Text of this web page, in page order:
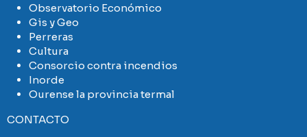
Observatorio Económico
Gis y Geo
Perreras
Cultura
Consorcio contra incendios
Inorde
Ourense la provincia termal
CONTACTO